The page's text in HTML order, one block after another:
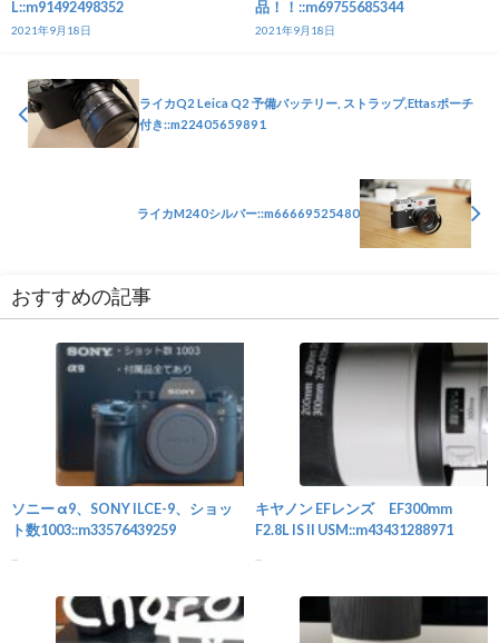
L::m91492498352
2021年9月18日
品！！::m69755685344
2021年9月18日
ライカQ2 Leica Q2 予備バッテリー, ストラップ,Ettasポーチ
付き::m22405659891
ライカM240シルバー::m66669525480
おすすめの記事
ソニー α9、SONY ILCE-9、ショッ
ト数1003::m33576439259
キヤノン EFレンズ EF300mm
F2.8L IS II USM::m43431288971